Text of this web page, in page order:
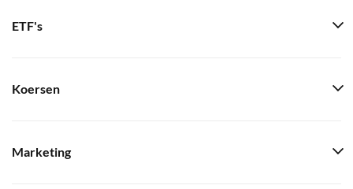
ETF's
Koersen
Marketing